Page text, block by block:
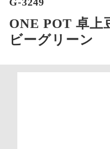
G-3249
ONE POT 卓上
ビーグリーン